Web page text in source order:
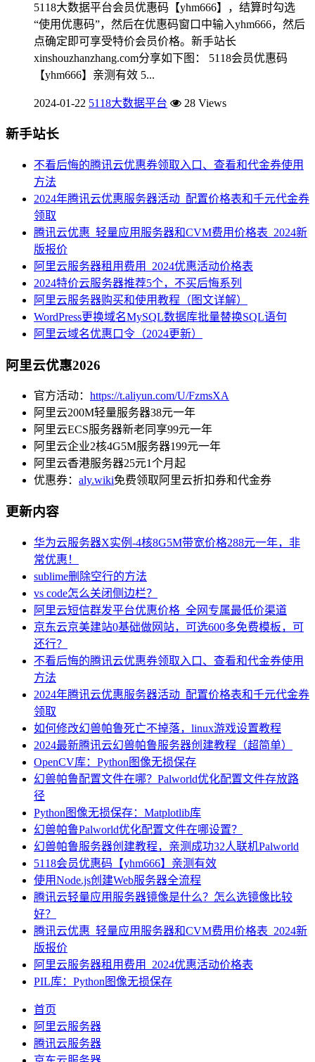
5118大数据平台会员优惠码【yhm666】，结算时勾选
“使用优惠码”，然后在优惠码窗口中输入yhm666，然后
点确定即可享受特价会员价格。新手站长
xinshouzhanzhang.com分享如下图： 5118会员优惠码
【yhm666】亲测有效 5...
2024-01-22 5118大数据平台 28 Views
新手站长
不看后悔的腾讯云优惠券领取入口、查看和代金券使用
方法
2024年腾讯云优惠服务器活动_配置价格表和千元代金券
领取
腾讯云优惠_轻量应用服务器和CVM费用价格表_2024新
版报价
阿里云服务器租用费用_2024优惠活动价格表
2024特价云服务器推荐5个，不买后悔系列
阿里云服务器购买和使用教程（图文详解）
WordPress更换域名MySQL数据库批量替换SQL语句
阿里云域名优惠口令（2024更新）
阿里云优惠2026
官方活动： https://t.aliyun.com/U/FzmsXA
阿里云200M轻量服务器38元一年
阿里云ECS服务器新老同享99元一年
阿里云企业2核4G5M服务器199元一年
阿里云香港服务器25元1个月起
优惠券： aly.wiki免费领取阿里云折扣券和代金券
更新内容
华为云服务器X实例-4核8G5M带宽价格288元一年，非
常优惠！
sublime删除空行的方法
vs code怎么关闭侧边栏？
阿里云短信群发平台优惠价格_全网专属最低价渠道
京东云京美建站0基础做网站，可选600多免费模板，可
还行？
不看后悔的腾讯云优惠券领取入口、查看和代金券使用
方法
2024年腾讯云优惠服务器活动_配置价格表和千元代金券
领取
如何修改幻兽帕鲁死亡不掉落，linux游戏设置教程
2024最新腾讯云幻兽帕鲁服务器创建教程（超简单）
OpenCV库：Python图像无损保存
幻兽帕鲁配置文件在哪？Palworld优化配置文件存放路
径
Python图像无损保存：Matplotlib库
幻兽帕鲁Palworld优化配置文件在哪设置？
幻兽帕鲁服务器创建教程，亲测成功32人联机Palworld
5118会员优惠码【yhm666】亲测有效
使用Node.js创建Web服务器全流程
腾讯云轻量应用服务器镜像是什么？怎么选镜像比较
好？
腾讯云优惠_轻量应用服务器和CVM费用价格表_2024新
版报价
阿里云服务器租用费用_2024优惠活动价格表
PIL库：Python图像无损保存
首页
阿里云服务器
腾讯云服务器